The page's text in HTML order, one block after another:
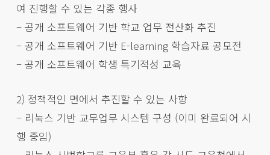
여 진행할 수 있는 각종 행사
– 공개 소프트웨어 기반 학교 업무 전산화 추진
– 공개 소프트웨어 기반 E-learning 학습자료 공모전
– 공개 소프트웨어 학생 특기적성 교육
2) 정책적인 면에서 추진할 수 있는 사항
– 리눅스 기반 교무업무 시스템 구성 (이미 완료되어 시
행 중임)